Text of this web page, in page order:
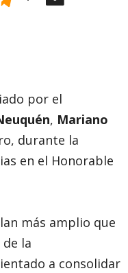
por el
, Mariano
durante la
en el Honorable
más amplio que
la
a consolidar